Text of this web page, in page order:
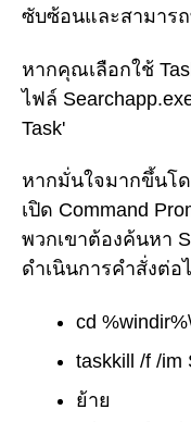
ซับซ้อนและสามารถ
หากคุณเลือกใช้
ไฟล์
Task'
หากมั่นใจมากขึ้นโ
เปิด Command
พวกเขาต้องค้นหา
ดำเนินการคำสั่งต่อ
cd
taskkill /f /im
ย้าย